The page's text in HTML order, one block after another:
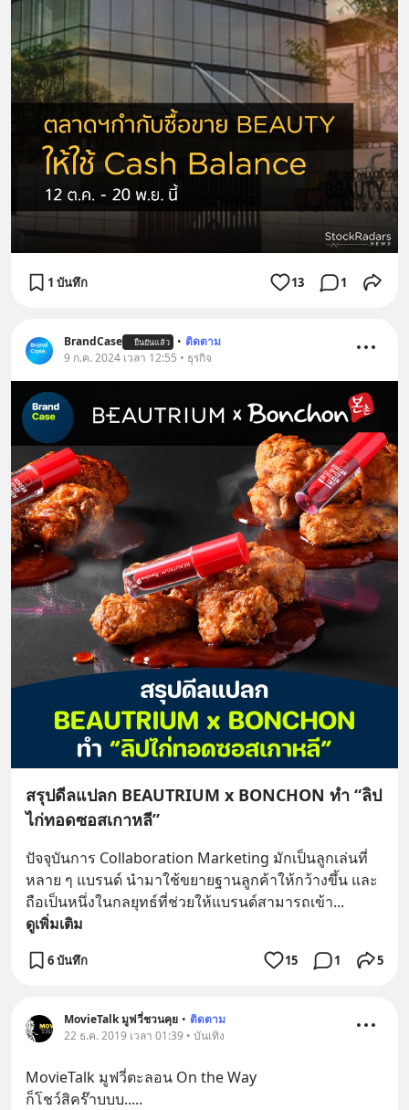
1 บันทึก 13 1
BrandCase ยืนยันแล้ว • ติดตาม
9 ก.ค. 2024 เวลา 12:55 • ธุรกิจ
สรุปดีลแปลก BEAUTRIUM x BONCHON ทำ “ลิป
ไก่ทอดซอสเกาหลี”
ปัจจุบันการ Collaboration Marketing มักเป็นลูกเล่นที่
หลาย ๆ แบรนด์ นำมาใช้ขยายฐานลูกค้าให้กว้างขึ้น และ
ถือเป็นหนึ่งในกลยุทธ์ที่ช่วยให้แบรนด์สามารถเข้า...
ดูเพิ่มเติม
6 บันทึก 15 1 5
MovieTalk มูฟวี่ชวนคุย • ติดตาม
22 ธ.ค. 2019 เวลา 01:39 • บันเทิง
MovieTalk มูฟวี่ตะลอน On the Way
ก็โชว์สิคร๊าบบบ.....